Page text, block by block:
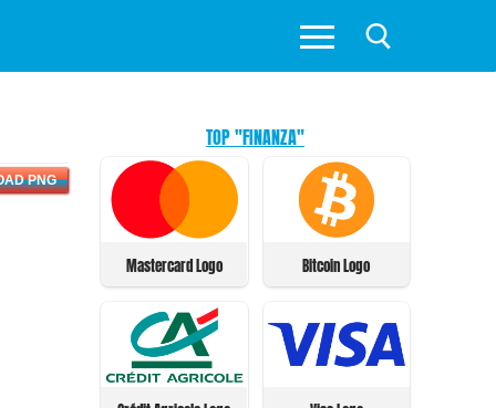
PNG
TOP "FINANZA"
Mastercard Logo Bitcoin Logo